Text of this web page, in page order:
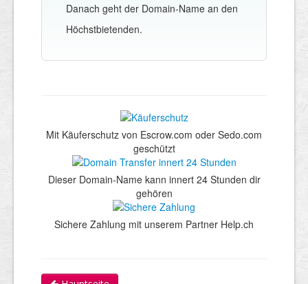
Danach geht der Domain-Name an den
Höchstbietenden.
Mit Käuferschutz von Escrow.com oder Sedo.com
geschützt
Dieser Domain-Name kann innert 24 Stunden dir
gehören
Sichere Zahlung mit unserem Partner Help.ch